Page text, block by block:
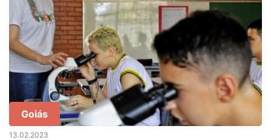
Goiás
13.02.2023